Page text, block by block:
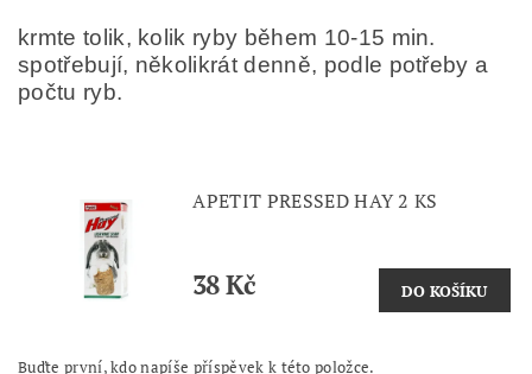
krmte tolik, kolik ryby během 10-15 min.
spotřebují, několikrát denně, podle potřeby a
počtu ryb.
APETIT PRESSED HAY 2 KS
38 Kč
Buďte první, kdo napíše příspěvek k této položce.